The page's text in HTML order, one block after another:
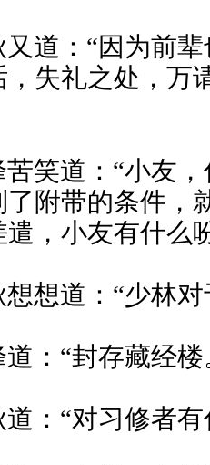
道：“因为前
，失礼之处，万
笑道：“小友
了附带的条件，
遣，小友有什么
想道：“少林对
：“封存藏经楼
：“对习修者有